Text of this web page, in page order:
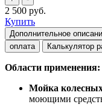
2 500 руб.
Купить
Дополнительное
оплата
Калькулятор
Области применения:
Мойка
моющими